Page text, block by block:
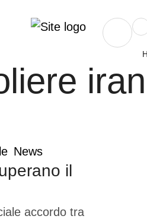
News
il
accordo tra